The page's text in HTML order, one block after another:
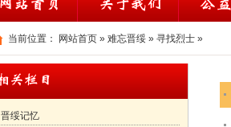
当前位置： 网站首页 » 难忘晋绥 » 寻找烈士 »
晋绥记忆